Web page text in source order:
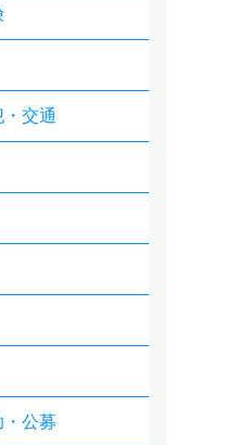
交通
・公募